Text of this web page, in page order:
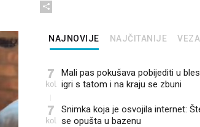
NAJNOVIJE NAJČITANIJE
7
kol
Mali pas pokušava pobijediti u
igri s tatom i na kraju se zbuni
7
kol
Snimka koja je osvojila internet:
se opušta u bazenu